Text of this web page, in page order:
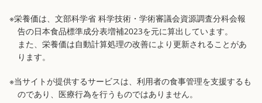
※栄養価は、文部科学省 科学技術・学術審議会資源調査分科会報
告の日本食品標準成分表増補2023を元に算出しています。
また、栄養価は自動計算処理の改善により更新されることがあ
ります。
※当サイトが提供するサービスは、利用者の食事管理を支援するも
のであり、医療行為を行うものではありません。